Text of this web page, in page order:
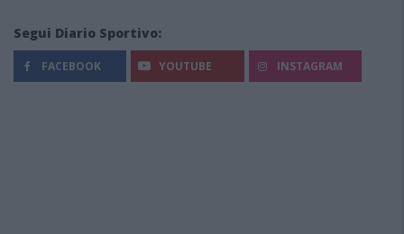
Segui Diario Sportivo:
FACEBOOK YOUTUBE INSTAGRAM